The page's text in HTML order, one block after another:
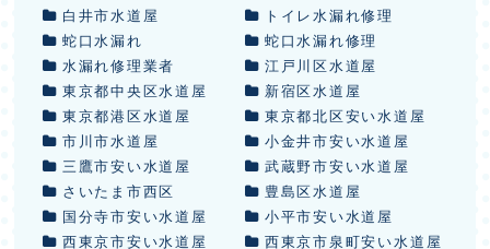
白井市水道屋
トイレ水漏れ修理
蛇口水漏れ
蛇口水漏れ修理
水漏れ修理業者
江戸川区水道屋
東京都中央区水道屋
新宿区水道屋
東京都港区水道屋
東京都北区安い水道屋
市川市水道屋
小金井市安い水道屋
三鷹市安い水道屋
武蔵野市安い水道屋
さいたま市西区
豊島区水道屋
国分寺市安い水道屋
小平市安い水道屋
西東京市安い水道屋
西東京市泉町安い水道屋